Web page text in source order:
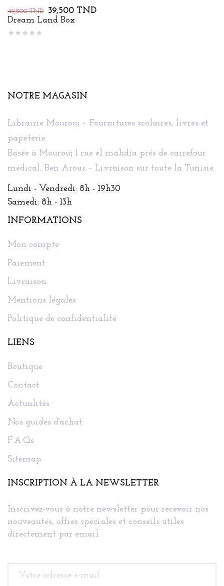
Prix
de
49,500 TND Prix
39,500 TND
Dream Land Box
NOTRE MAGASIN
Librairie Mourouj – Fournitures scolaires, livres et
papeterie.
Basée à Mourouj 1 rue el mahdia prés de carrefour
médical, Ben Arous – Livraison sur toute la Tunisie.
Lundi - Vendredi: 8h - 19h30
Samedi: 8h - 13h
INFORMATIONS
Mon compte
Paiement
Livraison
Mentions légales
Politique de confidentialité
LIENS
Boutique
Contact
Actualités
Nos guides d'achat
F.A.Qs
Sitemap
INSCRIPTION À LA NEWSLETTER
Inscrivez-vous à notre newsletter pour recevoir nos
nouveautés, offres spéciales et conseils utiles
directement par email.